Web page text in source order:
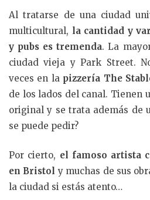
Al tratarse de una ciudad
multicultural, la cantidad y
y pubs es tremenda. La
ciudad vieja y Park Street.
veces en lapizzería The
de los lados del canal. Tienen
original y se trata además de
se puede pedir?
Por cierto, el famoso artista
en Bristol y muchas de sus
la ciudad si estás atento…